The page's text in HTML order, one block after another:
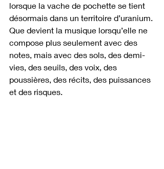
lorsque la vache de pochette se tient
désormais dans un territoire d’uranium.
Que devient la musique lorsqu’elle ne
compose plus seulement avec des
notes, mais avec des sols, des demi-
vies, des seuils, des voix, des
poussières, des récits, des puissances
et des risques.